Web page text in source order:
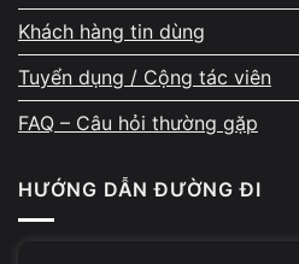
Khách hàng tin dùng
Tuyển dụng / Cộng tác viên
FAQ – Câu hỏi thường gặp
HƯỚNG DẪN ĐƯỜNG ĐI